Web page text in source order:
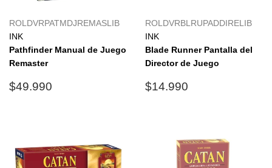
ROLDVRPATMDJREMASLIB
INK
Pathfinder Manual de Juego
Remaster
Precio
$49.990
ROLDVRBLRUPADDIRELIB
INK
Blade Runner Pantalla del
Director de Juego
Precio
$14.990